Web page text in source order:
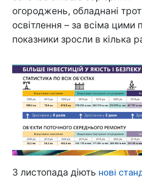
огороджень, обладнані
освітлення – за всіма цими
показники зросли в кілька
З листопада діють нові